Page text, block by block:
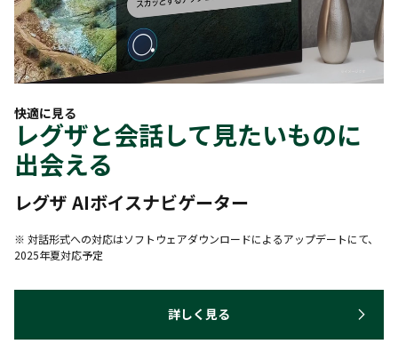
快適に見る
レグザと会話して見たいものに
出会える
レグザ AIボイスナビゲーター
※ 対話形式への対応はソフトウェアダウンロードによるアップデートにて、
2025年夏対応予定
詳しく見る